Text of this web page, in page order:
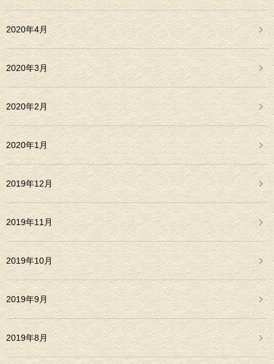
2020年4月
2020年3月
2020年2月
2020年1月
2019年12月
2019年11月
2019年10月
2019年9月
2019年8月